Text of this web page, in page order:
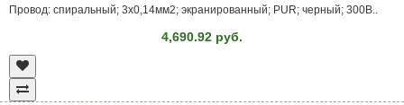
Провод: спиральный; 3x0,14мм2; экранированный; PUR; черный; 300В..
4,690.92 руб.